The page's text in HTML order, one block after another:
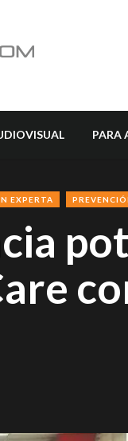
PARA
EXPERTA